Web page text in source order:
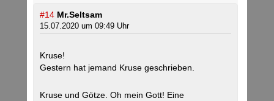
#14 Mr.Seltsam
15.07.2020 um 09:49 Uhr
Kruse!
Gestern hat jemand Kruse geschrieben.
Kruse und Götze. Oh mein Gott! Eine